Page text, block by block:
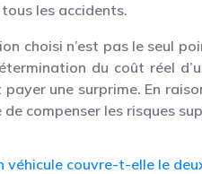
les accidents.
choisi n’est pas le seul
du coût réel
une surprime. En
de compenser les risques
véhicule couvre-t-elle le